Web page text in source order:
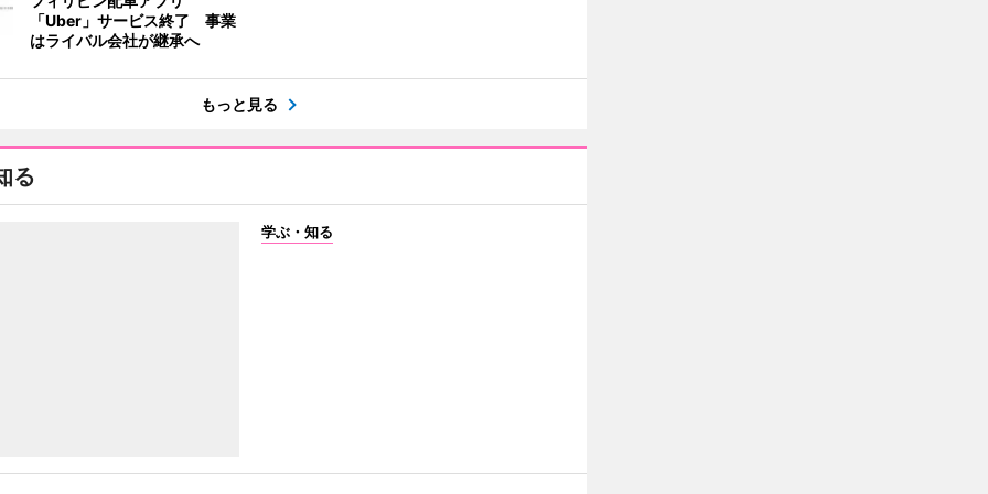
「Uber」サービス終了 事業
はライバル会社が継承へ
もっと見る
る
学ぶ・知る